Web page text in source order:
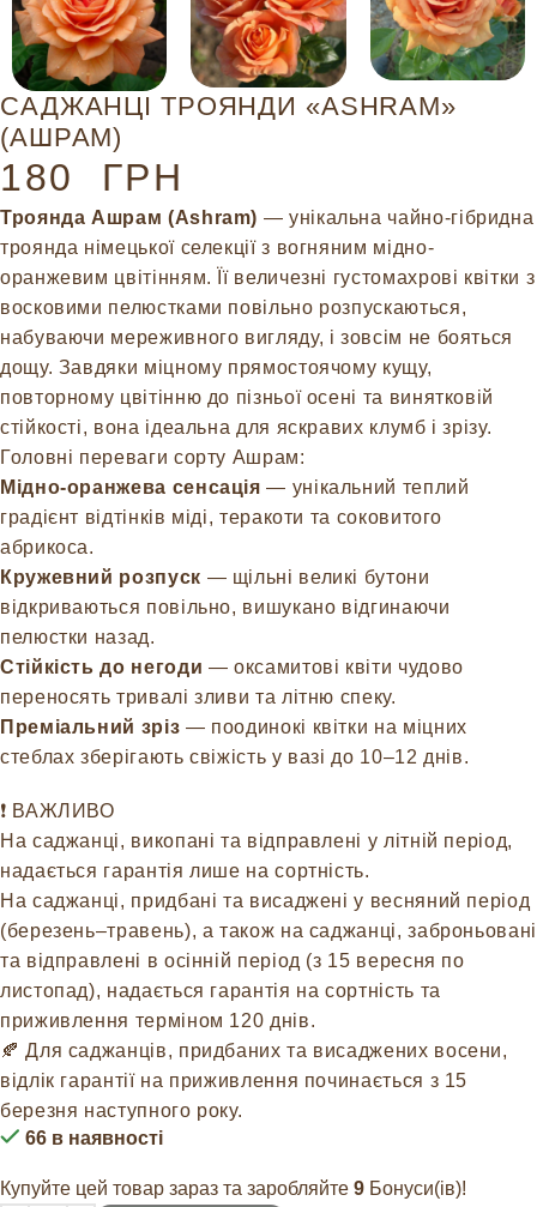
САДЖАНЦІ ТРОЯНДИ «ASHRAM»
(АШРАМ)
180 ГРН
Троянда Ашрам (Ashram) — унікальна чайно-гібридна
троянда німецької селекції з вогняним мідно-
оранжевим цвітінням. Її величезні густомахрові квітки з
восковими пелюстками повільно розпускаються,
набуваючи мереживного вигляду, і зовсім не бояться
дощу. Завдяки міцному прямостоячому кущу,
повторному цвітінню до пізньої осені та винятковій
стійкості, вона ідеальна для яскравих клумб і зрізу.
Головні переваги сорту Ашрам:
Мідно-оранжева сенсація — унікальний теплий
градієнт відтінків міді, теракоти та соковитого
абрикоса.
Кружевний розпуск — щільні великі бутони
відкриваються повільно, вишукано відгинаючи
пелюстки назад.
Стійкість до негоди — оксамитові квіти чудово
переносять тривалі зливи та літню спеку.
Преміальний зріз — поодинокі квітки на міцних
стеблах зберігають свіжість у вазі до 10–12 днів.
❗️ ВАЖЛИВО
На саджанці, викопані та відправлені у літній період,
надається гарантія лише на сортність.
На саджанці, придбані та висаджені у весняний період
(березень–травень), а також на саджанці, заброньовані
та відправлені в осінній період (з 15 вересня по
листопад), надається гарантія на сортність та
приживлення терміном 120 днів.
🍂 Для саджанців, придбаних та висаджених восени,
відлік гарантії на приживлення починається з 15
березня наступного року.
66 в наявності
Купуйте цей товар зараз та заробляйте 9 Бонуси(ів)!